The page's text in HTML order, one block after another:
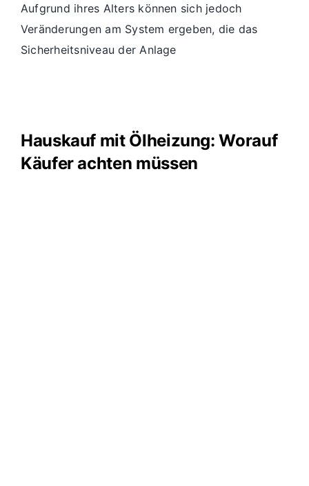
Aufgrund ihres Alters können sich jedoch
Veränderungen am System ergeben, die das
Sicherheitsniveau der Anlage
Hauskauf mit Ölheizung: Worauf
Käufer achten müssen